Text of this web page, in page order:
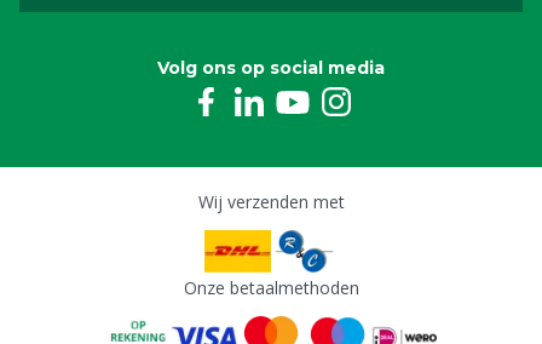
Volg ons op social media
Wij verzenden met
Onze betaalmethoden